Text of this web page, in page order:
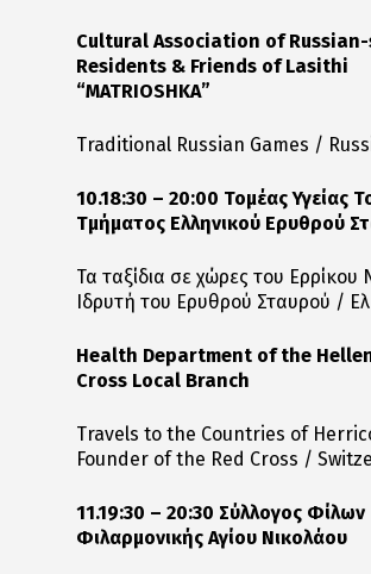
Cultural Association of
Residents & Friends of Lasithi
“MATRIOSHKA”
Traditional Russian Games /
10.18:30 – 20:00 Τομέας Υγείας
Τμήματος Ελληνικού Ερυθρού
Τα ταξίδια σε χώρες του Ερρίκου
Ιδρυτή του Ερυθρού Σταυρού /
Health Department of the
Cross Local Branch
Travels to the Countries of
Founder of the Red Cross /
11.19:30 – 20:30 Σύλλογος Φίλων
Φιλαρμονικής Αγίου Νικολάου